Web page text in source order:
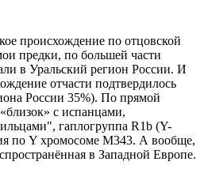
происхождение по отцовской
предки, по большей части
в Уральский регион России. И
отчасти подтвердилось
России 35%). По прямой
с испанцами,
гаплогруппа R1b (Y-
по Y хромосоме М343. А вообще,
в Западной Европе.